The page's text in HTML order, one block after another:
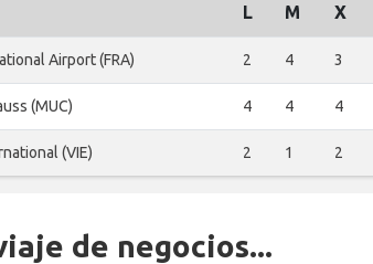
L M X
Airport (FRA) 2 4 3
(MUC) 4 4 4
(VIE) 2 1 2
de negocios...